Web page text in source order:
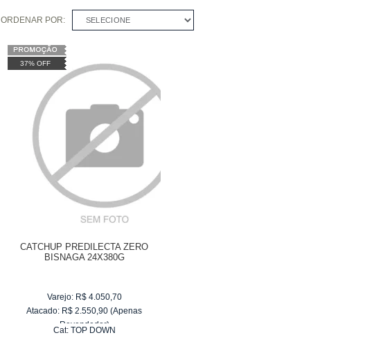
ORDENAR POR: SELECIONE
37% OFF
CATCHUP PREDILECTA ZERO
BISNAGA 24X380G
Varejo: R$ 4.050,70
Atacado: R$ 2.550,90 (Apenas
Revendedor)
Cat: TOP DOWN